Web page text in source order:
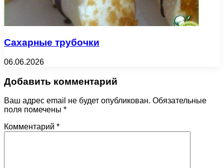
Сахарные трубочки
06.06.2026
Добавить комментарий
Ваш адрес email не будет опубликован. Обязательные
поля помечены *
Комментарий *